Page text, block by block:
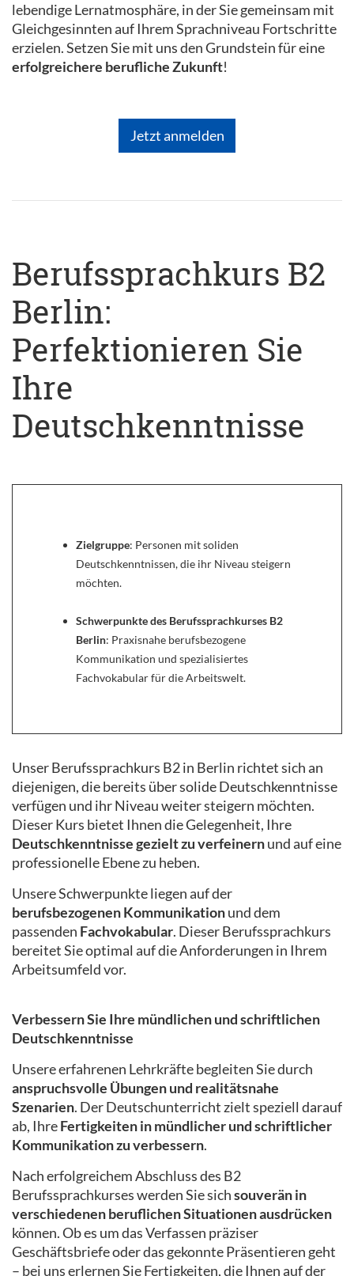
lebendige Lernatmosphäre, in der Sie gemeinsam mit
Gleichgesinnten auf Ihrem Sprachniveau Fortschritte
erzielen. Setzen Sie mit uns den Grundstein für eine
erfolgreichere berufliche Zukunft!
Jetzt anmelden
Berufssprachkurs B2
Berlin:
Perfektionieren Sie
Ihre
Deutschkenntnisse
Zielgruppe: Personen mit soliden
Deutschkenntnissen, die ihr Niveau steigern
möchten.
Schwerpunkte des Berufssprachkurses B2
Berlin: Praxisnahe berufsbezogene
Kommunikation und spezialisiertes
Fachvokabular für die Arbeitswelt.
Unser Berufssprachkurs B2 in Berlin richtet sich an
diejenigen, die bereits über solide Deutschkenntnisse
verfügen und ihr Niveau weiter steigern möchten.
Dieser Kurs bietet Ihnen die Gelegenheit, Ihre
Deutschkenntnisse gezielt zu verfeinernund auf eine
professionelle Ebene zu heben.
Unsere Schwerpunkte liegen auf der
berufsbezogenen Kommunikationund dem
passenden Fachvokabular. Dieser Berufssprachkurs
bereitet Sie optimal auf die Anforderungen in Ihrem
Arbeitsumfeld vor.
Verbessern Sie Ihre mündlichen und schriftlichen
Deutschkenntnisse
Unsere erfahrenen Lehrkräfte begleiten Sie durch
anspruchsvolle Übungen und realitätsnahe
Szenarien. Der Deutschunterricht zielt speziell darauf
ab, IhreFertigkeiten in mündlicher und schriftlicher
Kommunikation zu verbessern.
Nach erfolgreichem Abschluss des B2
Berufssprachkurses werden Sie sichsouverän in
verschiedenen beruflichen Situationen ausdrücken
können. Ob es um das Verfassen präziser
Geschäftsbriefe oder das gekonnte Präsentieren geht
– bei uns erlernen Sie Fertigkeiten, die Ihnen auf der